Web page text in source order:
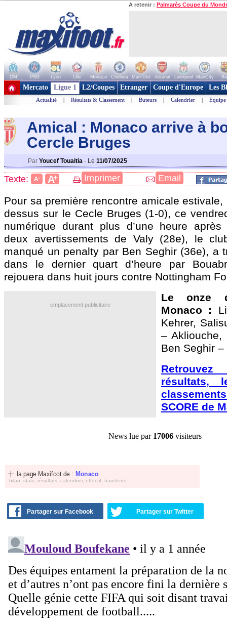
A retenir : Palmarès Coupe du
OM PSG Lyon Lille Monaco Chelsea Man Utd Arsenal Liverpool ManCity
+ de clubs
Mercato Ligue 1 L2/Coupes Etranger Coupe d'Europe Les
Actualité | Résultats & Classement | Buteurs | Calendrier | Equipe
Amical : Monaco arrive à
Cercle Bruges
Par Youcef Touaitia - Le 11/07/2025
Texte: A- A+ Imprimer Email
Pour sa première rencontre amicale
dessus sur le Cecle Bruges (1-0), ce
numérique durant plus d’une heure après
deux avertissements de Valy (28e), le
manqué un penalty par Ben Seghir (36e), a
dans le dernier quart d’heure par
rejouera dans huit jours contre Nottingham
emplacement publicitaire
Le onze
Monaco :
Kehrer,
– Akliouche,
Ben Seghir
résultats,
SCORE de
News lue par 17006 visiteurs
la page Maxifoot de : Monaco
bilan, stats, résultats, calendrier, effectif, transferts, ...
Partager sur Facebook Partager sur Twitter